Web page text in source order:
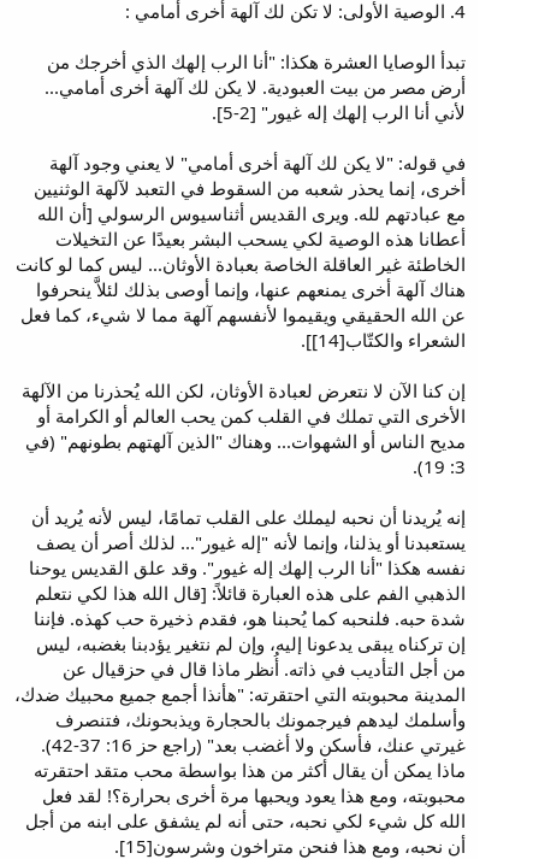
4. الوصية الأولى: لا تكن لك آلهة أخرى أمامي :
تبدأ الوصايا العشرة هكذا: "أنا الرب إلهك الذي أخرجك من
أرض مصر من بيت العبودية. لا يكن لك آلهة أخرى أمامي...
لأني أنا الرب إلهك إله غيور" [2-5].
في قوله: "لا يكن لك آلهة أخرى أمامي" لا يعني وجود آلهة
أخرى، إنما يحذر شعبه من السقوط في التعبد لآلهة الوثنيين
مع عبادتهم لله. ويرى القديس أثناسيوس الرسولي [أن الله
أعطانا هذه الوصية لكي يسحب البشر بعيدًا عن التخيلات
الخاطئة غير العاقلة الخاصة بعبادة الأوثان... ليس كما لو كانت
هناك آلهة أخرى يمنعهم عنها، وإنما أوصى بذلك لئلاَّ ينحرفوا
عن الله الحقيقي ويقيموا لأنفسهم آلهة مما لا شيء، كما فعل
الشعراء والكتّاب[14]].
إن كنا الآن لا نتعرض لعبادة الأوثان، لكن الله يُحذرنا من الآلهة
الأخرى التي تملك في القلب كمن يحب العالم أو الكرامة أو
مديح الناس أو الشهوات... وهناك "الذين آلهتهم بطونهم" (في
3: 19).
إنه يُريدنا أن نحبه ليملك على القلب تمامًا، ليس لأنه يُريد أن
يستعبدنا أو يذلنا، وإنما لأنه "إله غيور"... لذلك أصر أن يصف
نفسه هكذا "أنا الرب إلهك إله غيور". وقد علق القديس يوحنا
الذهبي الفم على هذه العبارة قائلاً: [قال الله هذا لكي نتعلم
شدة حبه. فلنحبه كما يُحبنا هو، فقدم ذخيرة حب كهذه. فإننا
إن تركناه يبقى يدعونا إليه، وإن لم نتغير يؤدبنا بغضبه، ليس
من أجل التأديب في ذاته. أُنظر ماذا قال في حزقيال عن
المدينة محبوبته التي احتقرته: "هأنذا أجمع جميع محبيك ضدك،
وأسلمك ليدهم فيرجمونك بالحجارة ويذبحونك، فتنصرف
غيرتي عنك، فأسكن ولا أغضب بعد" (راجع حز 16: 37-42).
ماذا يمكن أن يقال أكثر من هذا بواسطة محب متقد احتقرته
محبوبته، ومع هذا يعود ويحبها مرة أخرى بحرارة؟! لقد فعل
الله كل شيء لكي نحبه، حتى أنه لم يشفق على ابنه من أجل
أن نحبه، ومع هذا فنحن متراخون وشرسون[15].